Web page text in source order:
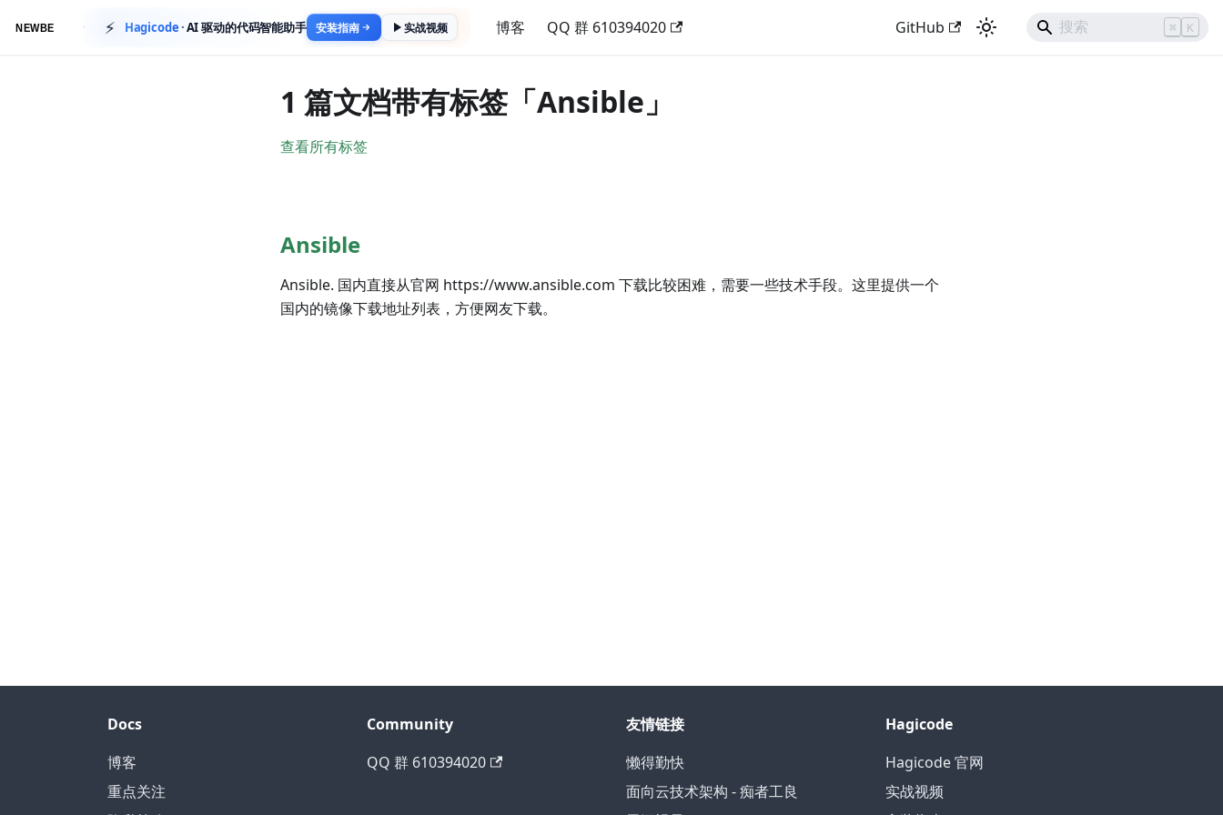
⚡ Hagicode·AI 驱动的代码智能助手 安装指南 实战视频 博客 QQ 群 610394020 GitHub ⌘ K
1 篇文档带有标签「Ansible」
查看所有标签
Ansible
Ansible. 国内直接从官网 https://www.ansible.com 下载比较困难，需要一些技术手段。这里提供一个
国内的镜像下载地址列表，方便网友下载。
Docs
博客
重点关注
Community
QQ 群 610394020
友情链接
懒得勤快
面向云技术架构 - 痴者工良
Hagicode
Hagicode 官网
实战视频